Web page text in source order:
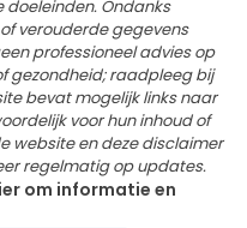
Ondanks
verouderde gegevens
professioneel advies op
gezondheid; raadpleeg bij
bevat mogelijk links naar
voor hun inhoud of
website en deze disclaimer
regelmatig op updates.
om informatie en